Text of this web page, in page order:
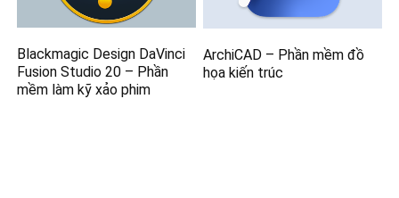
Blackmagic Design DaVinci
Fusion Studio 20 – Phần
mềm làm kỹ xảo phim
ArchiCAD – Phần mềm đồ
họa kiến trúc